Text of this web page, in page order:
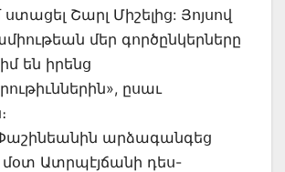
ստացել Շարլ Միշելից: Յոյսով
մեր գործընկերները
են իրենց
ըսաւ
արձագանգեց
Ատրպէյճանի դես-